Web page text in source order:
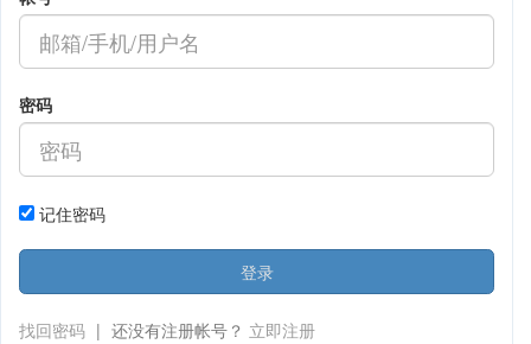
密码
记住密码
登录
找回密码 | 还没有注册帐号？ 立即注册